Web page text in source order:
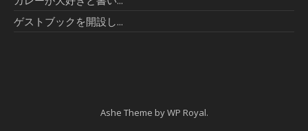
ゲストブックを開設し...
Ashe Theme byWP Royal.